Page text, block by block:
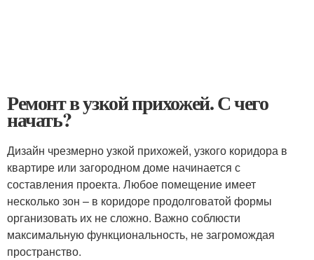
Ремонт в узкой прихожей. С чего
начать?
Дизайн чрезмерно узкой прихожей, узкого коридора в
квартире или загородном доме начинается с
составления проекта. Любое помещение имеет
несколько зон – в коридоре продолговатой формы
организовать их не сложно. Важно соблюсти
максимальную функциональность, не загромождая
пространство.